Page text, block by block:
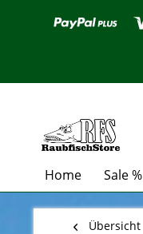
Home Sale %
Übersicht